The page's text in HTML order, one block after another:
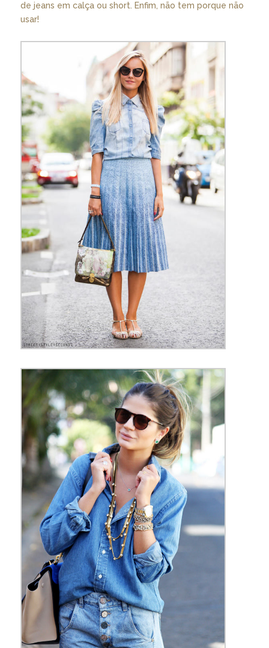
de jeans em calça ou short. Enfim, não tem porque não
usar!